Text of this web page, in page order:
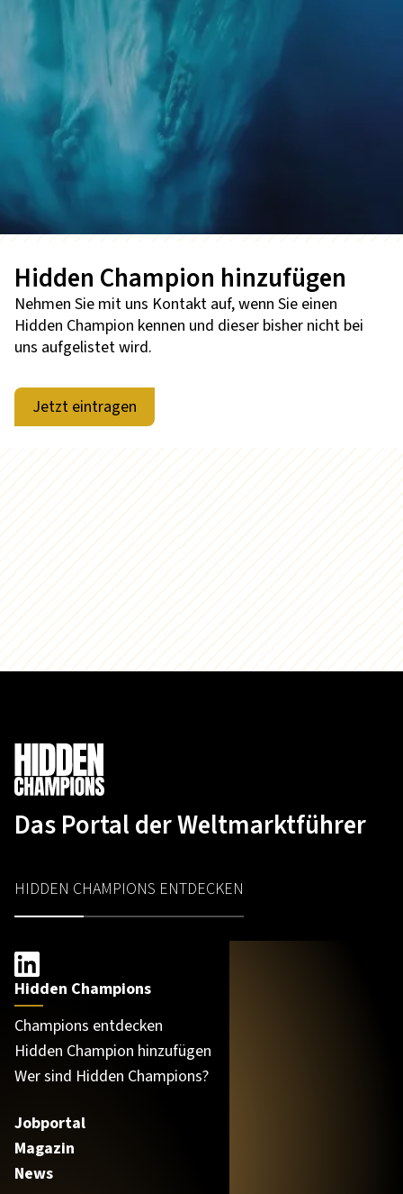
Hidden Champion hinzufügen
Nehmen Sie mit uns Kontakt auf, wenn Sie einen
Hidden Champion kennen und dieser bisher nicht bei
uns aufgelistet wird.
Jetzt eintragen
Das Portal der Weltmarktführer
HIDDEN CHAMPIONS ENTDECKEN
Hidden Champions
Champions entdecken
Hidden Champion hinzufügen
Wer sind Hidden Champions?
Jobportal
Magazin
News